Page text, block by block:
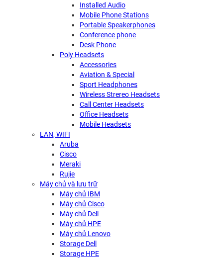
Installed Audio
Mobile Phone Stations
Portable Speakerphones
Conference phone
Desk Phone
Poly Headsets
Accessories
Aviation & Special
Sport Headphones
Wireless Strereo Headsets
Call Center Headsets
Office Headsets
Mobile Headsets
LAN, WIFI
Aruba
Cisco
Meraki
Rujie
Máy chủ và lưu trữ
Máy chủ IBM
Máy chủ Cisco
Máy chủ Dell
Máy chủ HPE
Máy chủ Lenovo
Storage Dell
Storage HPE